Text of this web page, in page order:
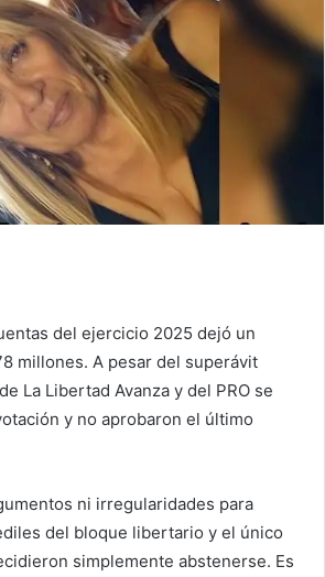
del ejercicio 2025 dejó un
millones. A pesar del superávit
La Libertad Avanza y del PRO se
y no aprobaron el último
ni irregularidades para
del bloque libertario y el único
simplemente abstenerse. Es